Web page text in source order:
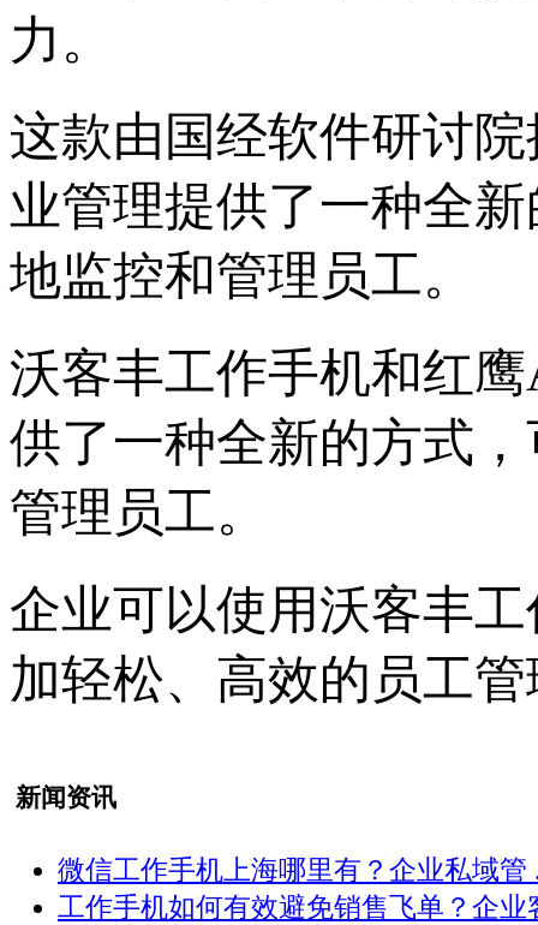
力。
这款由国经软件研讨
业管理提供了一种全
地监控和管理员工。
沃客丰工作手机和红
供了一种全新的方式
管理员工。
企业可以使用沃客丰
加轻松、高效的员工
新闻资讯
微信工作手机上海哪里有？企业私域管
工作手机如何有效避免销售飞单？企业